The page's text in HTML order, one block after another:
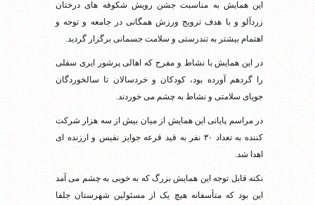
این همایش به مناسبت جشن رویش شکوفه های درختان
زردآلو و با هدف ترویج ورزش همگانی در جامعه و توجه و
اهتمام بیشتر به تندرستی و سلامت جسمانی برگزار گردید.
در این همایش با نشاط و مفرح که اهالی پرشور ایری سفلی
را گردهم آورده بود، کودکان و خردسالان تا سالخوردگان
جویای سلامتی و نشاط به چشم می خوردند.
در مراسم پایانی این همایش از میان بیش از سه هزار شرکت
کننده به تعداد ۳۰ نفر به قید قرعه جوایز نفیس و ارزنده ای
اهدا شد.
نکته قابل توجه این همایش بزرگ که به خوبی به چشم می آمد
این بود که متأسفانه هیچ یک از مسئولین شهرستان جلفا